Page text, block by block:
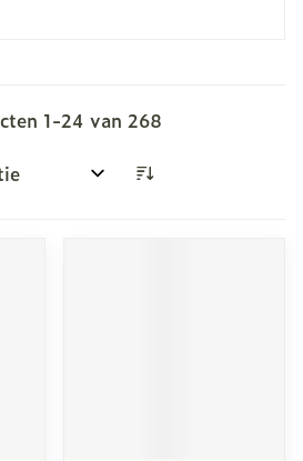
1-24 van 268
op: